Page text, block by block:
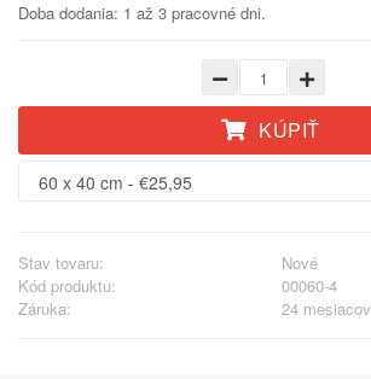
Doba dodania: 1 až 3 pracovné dni.
KÚPIŤ
Stav tovaru:
Nové
Kód produktu:
00060-4
Záruka:
24 mesiacov